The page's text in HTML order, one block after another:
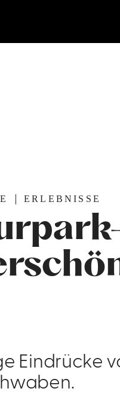
ERLEBNISSE
Eindrücke